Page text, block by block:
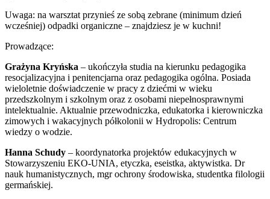
Uwaga: na warsztat przynieś ze sobą zebrane (minimum dzień
wcześniej) odpadki organiczne – znajdziesz je w kuchni!
Prowadzące:
Grażyna Kryńska – ukończyła studia na kierunku pedagogika
resocjalizacyjna i penitencjarna oraz pedagogika ogólna. Posiada
wieloletnie doświadczenie w pracy z dziećmi w wieku
przedszkolnym i szkolnym oraz z osobami niepełnosprawnymi
intelektualnie. Aktualnie przewodniczka, edukatorka i kierowniczka
zimowych i wakacyjnych półkolonii w Hydropolis: Centrum
wiedzy o wodzie.
Hanna Schudy – koordynatorka projektów edukacyjnych w
Stowarzyszeniu EKO-UNIA, etyczka, eseistka, aktywistka. Dr
nauk humanistycznych, mgr ochrony środowiska, studentka filologii
germańskiej.